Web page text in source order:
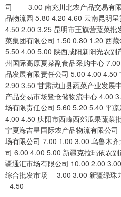
司 -- -- 3.00 南充川北农产品交易有
品物流园 5.80 4.20 4.60 云南昆明
4.50 2.00 3.25 昆明市王旗营蔬菜
菜集团有限公司 1.50 0.80 1.20 西
5.50 4.00 5.00 陕西咸阳新阳光农
州国际高原夏菜副食品采购中心
品发展有限责任公司 5.00 4.00 4.50
2.90 3.50 甘肃武山县蔬菜产业发展
产品交易市场暨仓储物流中心 4.00
场有限责任公司 5.60 5.20 5.40 平
4.00 4.50 庆阳市西峰西郊瓜果蔬菜
宁夏海吉星国际农产品物流有限公
场有限公司 7.00 1.00 3.00 乌鲁木
司 6.00 4.00 5.00 新疆克拉玛依农
疆通汇市场有限公司 10.00 2.00
综合批发市场 -- 3.00 3.00 新疆绿珠
- 4.50